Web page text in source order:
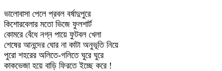
ভালোবাসা পেলে প্রবল বর্ষাদুপুরে
কিশোরবেলার মতো ভিজে ফুলশার্ট
কোমরে বেঁধে নগ্ন পায়ে ফুটবল খেলা
শেষের আনন্দের ঘোর না কাটা অনুভূতি নিয়ে
পুরো শহরের অলিতে-গলিতে ঘুরে ঘুরে
কাকভেজা হয়ে বাড়ি ফিরতে ইচ্ছে করে !